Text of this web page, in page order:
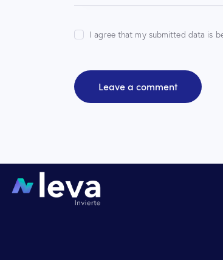
I agree that my submitted data is